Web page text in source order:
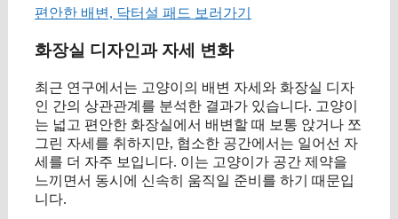
편안한 배변, 닥터설 패드 보러가기
화장실 디자인과 자세 변화
최근 연구에서는 고양이의 배변 자세와 화장실 디자
인 간의 상관관계를 분석한 결과가 있습니다. 고양이
는 넓고 편안한 화장실에서 배변할 때 보통 앉거나 쪼
그린 자세를 취하지만, 협소한 공간에서는 일어선 자
세를 더 자주 보입니다. 이는 고양이가 공간 제약을
느끼면서 동시에 신속히 움직일 준비를 하기 때문입
니다.